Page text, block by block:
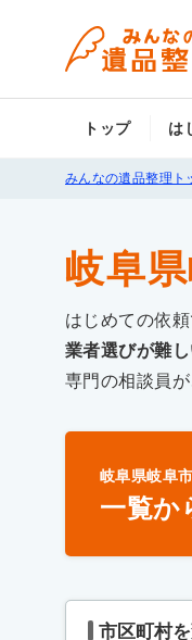
トップ は
みんなの遺品整理ト
岐阜
はじめての依頼
業者選びが難
専門の相談員が
岐阜県岐阜市
一覧か
市区町村